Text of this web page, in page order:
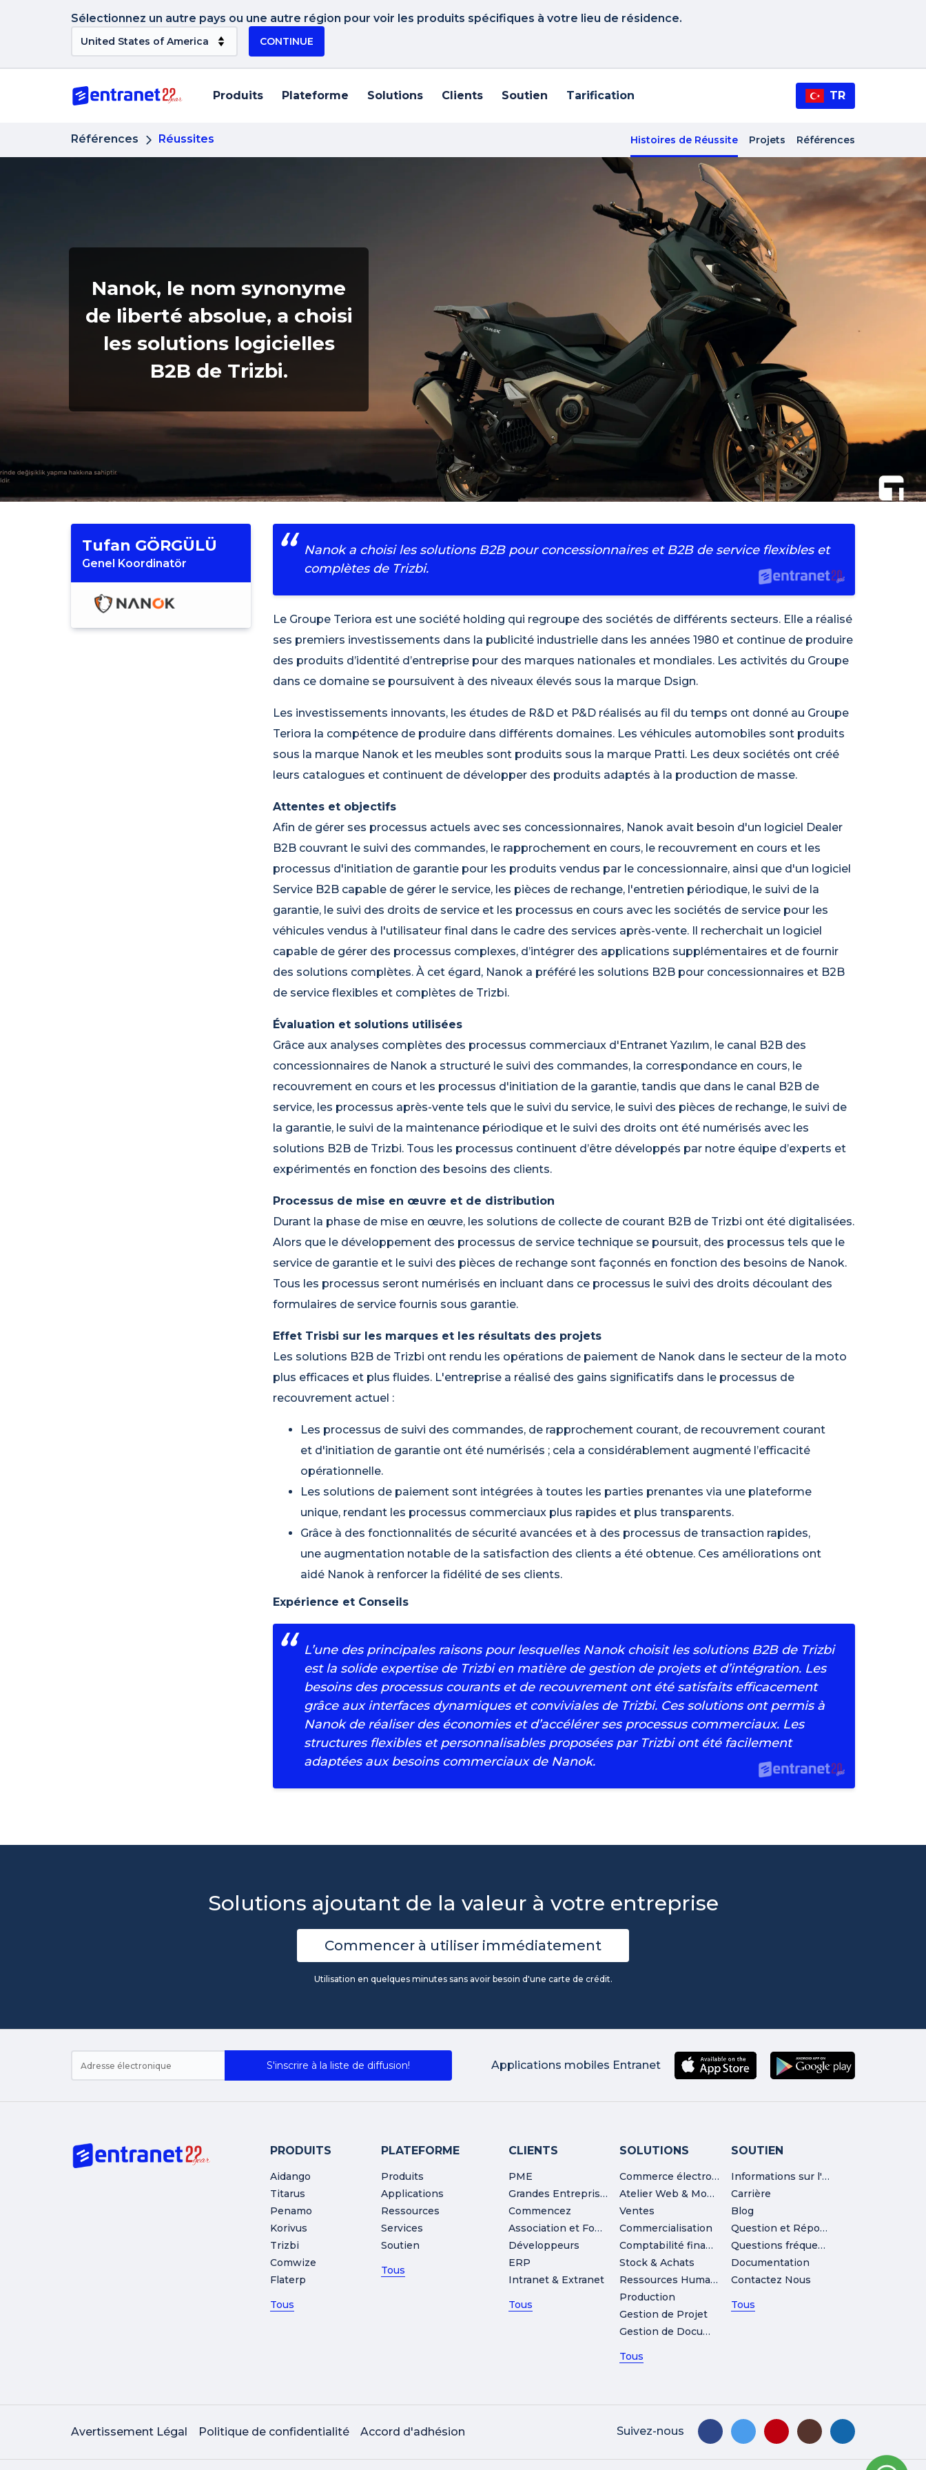
Sélectionnez un autre pays ou une autre région pour voir les produits spécifiques à votre lieu de résidence.
CONTINUE
Produits Plateforme Solutions Clients Soutien Tarification TR
Références Réussites Histoires de Réussite Projets Références
Nanok, le nom synonyme
de liberté absolue, a choisi
les solutions logicielles
B2B de Trizbi.
Tufan GÖRGÜLÜ
Genel Koordinatör
Nanok a choisi les solutions B2B pour concessionnaires et B2B de service flexibles et
complètes de Trizbi.
Le Groupe Teriora est une société holding qui regroupe des sociétés de différents secteurs. Elle a réalisé
ses premiers investissements dans la publicité industrielle dans les années 1980 et continue de produire
des produits d’identité d’entreprise pour des marques nationales et mondiales. Les activités du Groupe
dans ce domaine se poursuivent à des niveaux élevés sous la marque Dsign.
Les investissements innovants, les études de R&D et P&D réalisés au fil du temps ont donné au Groupe
Teriora la compétence de produire dans différents domaines. Les véhicules automobiles sont produits
sous la marque Nanok et les meubles sont produits sous la marque Pratti. Les deux sociétés ont créé
leurs catalogues et continuent de développer des produits adaptés à la production de masse.
Attentes et objectifs
Afin de gérer ses processus actuels avec ses concessionnaires, Nanok avait besoin d'un logiciel Dealer
B2B couvrant le suivi des commandes, le rapprochement en cours, le recouvrement en cours et les
processus d'initiation de garantie pour les produits vendus par le concessionnaire, ainsi que d'un logiciel
Service B2B capable de gérer le service, les pièces de rechange, l'entretien périodique, le suivi de la
garantie, le suivi des droits de service et les processus en cours avec les sociétés de service pour les
véhicules vendus à l'utilisateur final dans le cadre des services après-vente. Il recherchait un logiciel
capable de gérer des processus complexes, d’intégrer des applications supplémentaires et de fournir
des solutions complètes. À cet égard, Nanok a préféré les solutions B2B pour concessionnaires et B2B
de service flexibles et complètes de Trizbi.
Évaluation et solutions utilisées
Grâce aux analyses complètes des processus commerciaux d'Entranet Yazılım, le canal B2B des
concessionnaires de Nanok a structuré le suivi des commandes, la correspondance en cours, le
recouvrement en cours et les processus d'initiation de la garantie, tandis que dans le canal B2B de
service, les processus après-vente tels que le suivi du service, le suivi des pièces de rechange, le suivi de
la garantie, le suivi de la maintenance périodique et le suivi des droits ont été numérisés avec les
solutions B2B de Trizbi. Tous les processus continuent d’être développés par notre équipe d’experts et
expérimentés en fonction des besoins des clients.
Processus de mise en œuvre et de distribution
Durant la phase de mise en œuvre, les solutions de collecte de courant B2B de Trizbi ont été digitalisées.
Alors que le développement des processus de service technique se poursuit, des processus tels que le
service de garantie et le suivi des pièces de rechange sont façonnés en fonction des besoins de Nanok.
Tous les processus seront numérisés en incluant dans ce processus le suivi des droits découlant des
formulaires de service fournis sous garantie.
Effet Trisbi sur les marques et les résultats des projets
Les solutions B2B de Trizbi ont rendu les opérations de paiement de Nanok dans le secteur de la moto
plus efficaces et plus fluides. L'entreprise a réalisé des gains significatifs dans le processus de
recouvrement actuel :
Les processus de suivi des commandes, de rapprochement courant, de recouvrement courant
et d'initiation de garantie ont été numérisés ; cela a considérablement augmenté l’efficacité
opérationnelle.
Les solutions de paiement sont intégrées à toutes les parties prenantes via une plateforme
unique, rendant les processus commerciaux plus rapides et plus transparents.
Grâce à des fonctionnalités de sécurité avancées et à des processus de transaction rapides,
une augmentation notable de la satisfaction des clients a été obtenue. Ces améliorations ont
aidé Nanok à renforcer la fidélité de ses clients.
Expérience et Conseils
L’une des principales raisons pour lesquelles Nanok choisit les solutions B2B de Trizbi
est la solide expertise de Trizbi en matière de gestion de projets et d’intégration. Les
besoins des processus courants et de recouvrement ont été satisfaits efficacement
grâce aux interfaces dynamiques et conviviales de Trizbi. Ces solutions ont permis à
Nanok de réaliser des économies et d’accélérer ses processus commerciaux. Les
structures flexibles et personnalisables proposées par Trizbi ont été facilement
adaptées aux besoins commerciaux de Nanok.
Solutions ajoutant de la valeur à votre entreprise
Commencer à utiliser immédiatement
Utilisation en quelques minutes sans avoir besoin d'une carte de crédit.
S'inscrire à la liste de diffusion! Applications mobiles Entranet
PRODUITS
Aidango
Titarus
Penamo
Korivus
Trizbi
Comwize
Flaterp
Tous
PLATEFORME
Produits
Applications
Ressources
Services
Soutien
Tous
CLIENTS
PME
Grandes Entreprises
Commencez
Association et Fondation
Développeurs
ERP
Intranet & Extranet
Tous
SOLUTIONS
Commerce électronique
Atelier Web & Mobile
Ventes
Commercialisation
Comptabilité financière
Stock & Achats
Ressources Humaines
Production
Gestion de Projet
Gestion de Documents
Tous
SOUTIEN
Informations sur l'entreprise
Carrière
Blog
Question et Réponse
Questions fréquemment posées
Documentation
Contactez Nous
Tous
Avertissement Légal Politique de confidentialité Accord d'adhésion Suivez-nous